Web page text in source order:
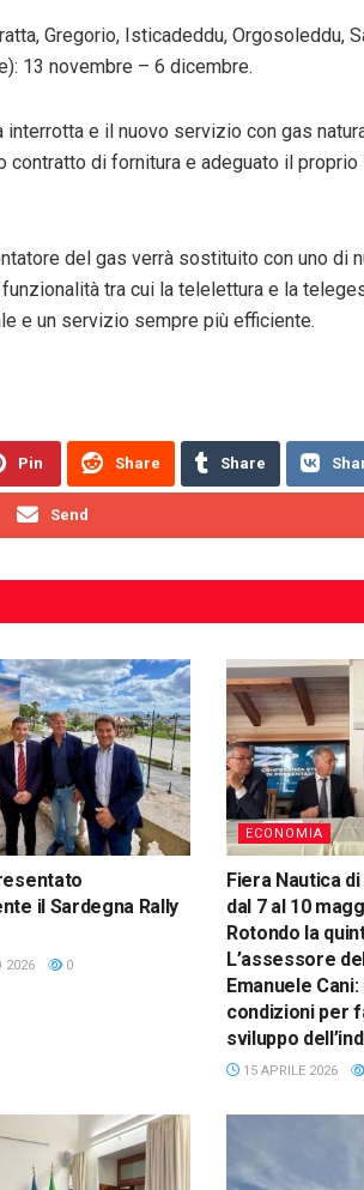
Gregorio, Isticadeddu, Orgosoleddu,
13 novembre – 6 dicembre.
interrotta e il nuovo servizio con gas
di fornitura e adeguato il proprio
del gas verrà sostituito con uno di
tra cui la telelettura e la
e un servizio sempre più efficiente.
Pin Share Share
Send
il Sardegna Rally
2026 0
ECONOMIA
Fiera Nautica
dal 7 al 10
Rotondo la
L’assessore
Emanuele
condizioni per
sviluppo
15 APRILE 2026